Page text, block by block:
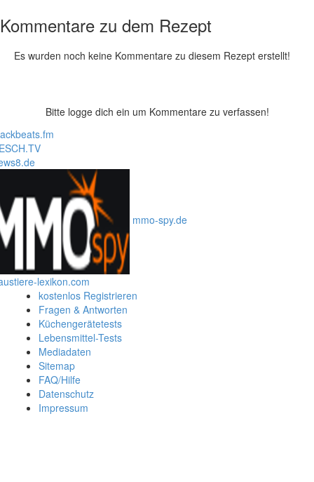
Kommentare zu dem Rezept
Es wurden noch keine Kommentare zu diesem Rezept erstellt!
Bitte logge dich ein um Kommentare zu verfassen!
mmo-spy.de
lexikon.com
kostenlos Registrieren
Fragen & Antworten
Küchengerätetests
Lebensmittel-Tests
Mediadaten
Sitemap
FAQ/Hilfe
Datenschutz
Impressum